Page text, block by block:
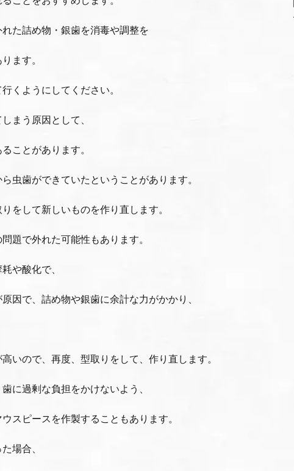
た詰め物・銀歯を消毒や調整を
ます。
くようにしてください。
まう原因として、
ことがあります。
虫歯ができていたということがあります。
をして新しいものを作り直します。
題で外れた可能性もあります。
や酸化で、
因で、詰め物や銀歯に余計な力がかかり、
いので、再度、型取りをして、作り直します。
に過剰な負担をかけないよう、
スピースを作製することもあります。
場合、